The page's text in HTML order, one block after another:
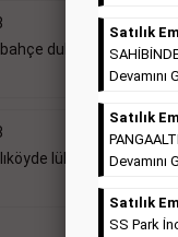
dubleksi 370.000e
lüks daire ...
Satılık
Devamını
Satılık
Devamını
Satılık
SS Park